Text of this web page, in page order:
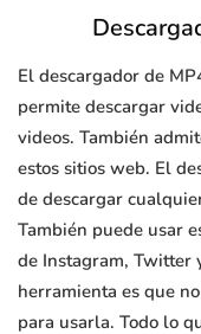
El descargador de
permite descargar
videos. También
estos sitios web. El
de descargar
También puede usar
de Instagram, Twitter
herramienta es que
para usarla. Todo lo